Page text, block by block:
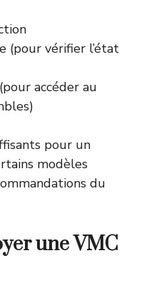
(pour vérifier l’état
accéder au
pour un
modèles
du
une VMC